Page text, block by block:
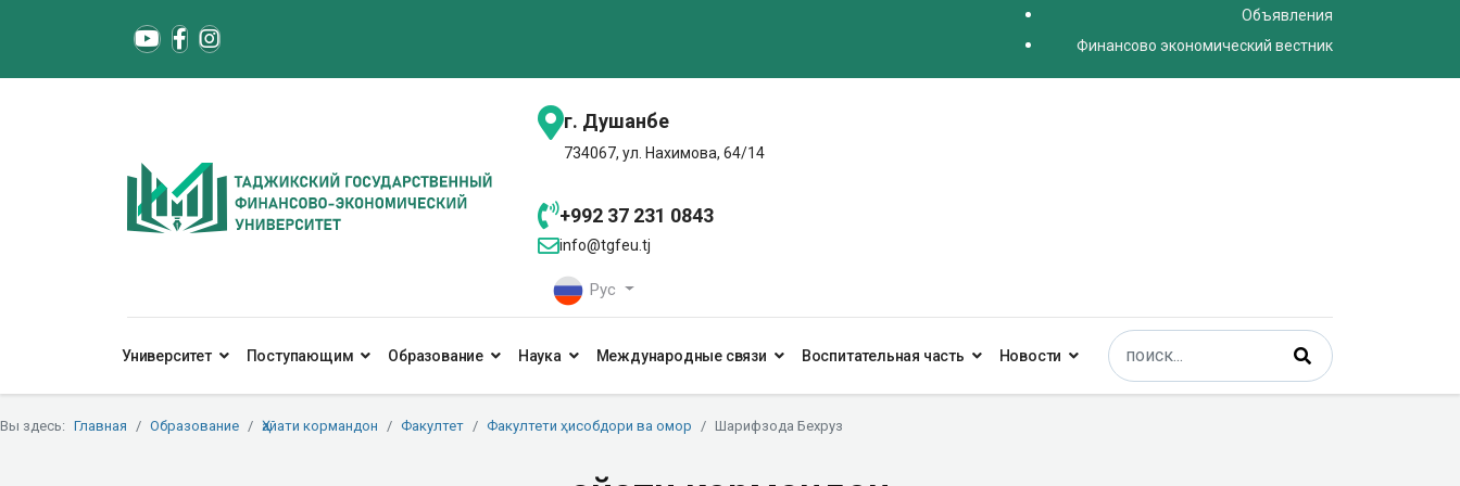
Объявления
Финансово экономический вестник
г. Душанбе
734067, ул. Нахимова, 64/14
+992 37 231 0843
info@tgfeu.tj
Рус
Университет Поступающим Образование Наука Международные связи Воспитательная часть Новости
Поиск
Type 2 or more characters for results.
Вы здесь: Главная Образование Ҳайати кормандон Факултет Факултети ҳисобдори ва омор Шарифзода Бехруз